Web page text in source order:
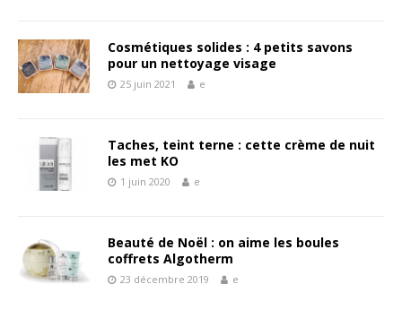
Cosmétiques solides : 4 petits savons
pour un nettoyage visage
25 juin 2021 e
Taches, teint terne : cette crème de nuit
les met KO
1 juin 2020 e
Beauté de Noël : on aime les boules
coffrets Algotherm
23 décembre 2019 e